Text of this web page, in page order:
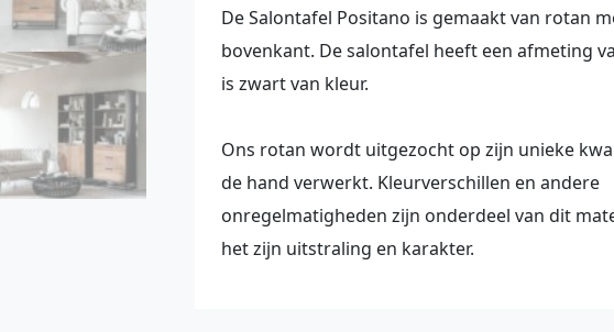
De Salontafel Positano is gemaakt van rotan
bovenkant. De salontafel heeft een afmeting
is zwart van kleur.
Ons rotan wordt uitgezocht op zijn unieke
de hand verwerkt. Kleurverschillen en andere
onregelmatigheden zijn onderdeel van dit
het zijn uitstraling en karakter.